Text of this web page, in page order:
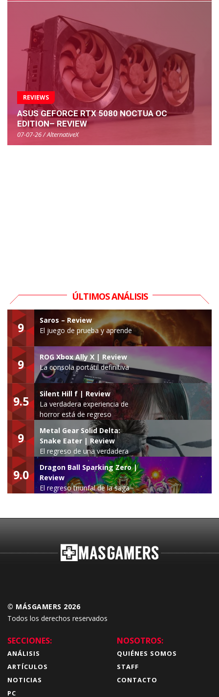
REVIEWS
ASUS GEFORCE RTX 5080 NOCTUA OC
EDITION– REVIEW
07-07-26 / AlternativeX
ÚLTIMOS ANÁLISIS
9
Saros – Review
El juego de prueba y aprende
9
ROG Xbox Ally X | Review
La consola portátil definitiva
9.5
Silent Hill f | Review
La verdadera experiencia de
horror está de regreso
9
Metal Gear Solid Delta:
Snake Eater | Review
El regreso de una verdadera
leyenda
9.0
Dragon Ball Sparking Zero |
Review
El regreso triunfal de la saga
© MÁSGAMERS 2026
Todos los derechos reservados
SECCIONES:
ANÁLISIS
ARTÍCULOS
NOTICIAS
PC
NOSOTROS:
QUIÉNES SOMOS
STAFF
CONTACTO